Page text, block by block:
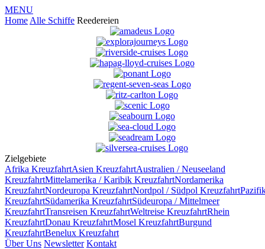
MENU
Home Alle Schiffe Reedereien
Zielgebiete
Afrika KreuzfahrtAsien KreuzfahrtAustralien / Neuseeland
KreuzfahrtMittelamerika / Karibik KreuzfahrtNordamerika
KreuzfahrtNordeuropa KreuzfahrtNordpol / Südpol Kreuzfahrt
KreuzfahrtSüdamerika KreuzfahrtSüdeuropa / Mittelmeer
KreuzfahrtTransreisen KreuzfahrtWeltreise KreuzfahrtRhein
KreuzfahrtDonau KreuzfahrtMosel KreuzfahrtBurgund
KreuzfahrtBenelux Kreuzfahrt
Über Uns Newsletter Kontakt